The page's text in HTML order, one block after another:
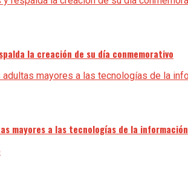
la creación de su día conmemorativo
mayores a las tecnologías de la información